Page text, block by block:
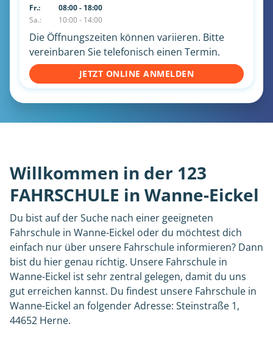
Fr.:
08:00 - 18:00
Sa.:
10:00 - 14:00
Die Öffnungszeiten können variieren. Bitte
vereinbaren Sie telefonisch einen Termin.
JETZT ONLINE ANMELDEN
Willkommen in der 123
FAHRSCHULE in Wanne-Eickel
Du bist auf der Suche nach einer geeigneten
Fahrschule in Wanne-Eickel oder du möchtest dich
einfach nur über unsere Fahrschule informieren? Dann
bist du hier genau richtig. Unsere Fahrschule in
Wanne-Eickel ist sehr zentral gelegen, damit du uns
gut erreichen kannst. Du findest unsere Fahrschule in
Wanne-Eickel an folgender Adresse: Steinstraße 1,
44652 Herne.